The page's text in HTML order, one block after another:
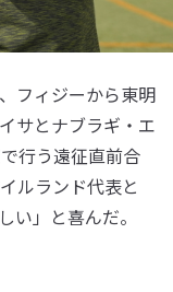
フィジーから東明
サとナブラギ・エ
行う遠征直前合
ルランド代表と
い」と喜んだ。